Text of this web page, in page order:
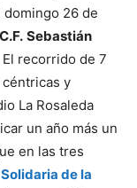
26 de
Sebastián
recorrido de 7
y
La Rosaleda
un año más un
en las tres
de la